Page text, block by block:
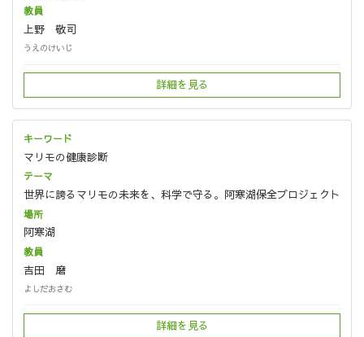
上野 敬司
うえのけいじ
詳細を見る
マリモの健康診断
世界に誇るマリモの未来を、科学で守る。阿寒湖保全プロジェクト
阿寒湖
吉田 磨
よしだおさむ
詳細を見る